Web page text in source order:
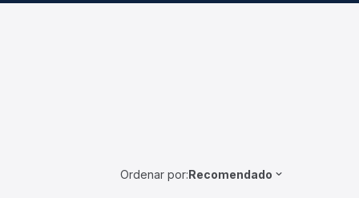
Ordenar por:Recomendado